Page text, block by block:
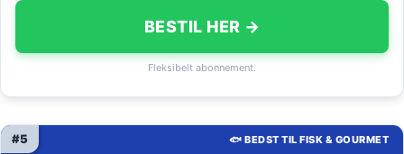
BESTIL HER →
Fleksibelt abonnement.
🐟 BEDST TIL FISK & GOURMET
#5